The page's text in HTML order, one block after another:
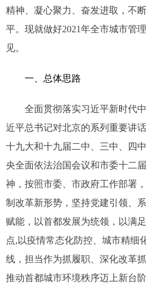
精神、凝心聚力、奋发进取，不
平。现就做好2021年全市城市管
见。
一、总体思路
全面贯彻落实习近平新时代
近平总书记对北京的系列重要讲
十九大和十九届二中、三中、四
央全面依法治国会议和市委十二
神，按照市委、市政府工作部署
制改革新形势，坚持党建引领、
赋能，以首都发展为统领，以满
点,以疫情常态化防控、城市精细
线，担当作为抓履职、深化改革
推动首都城市环境秩序迈上新台